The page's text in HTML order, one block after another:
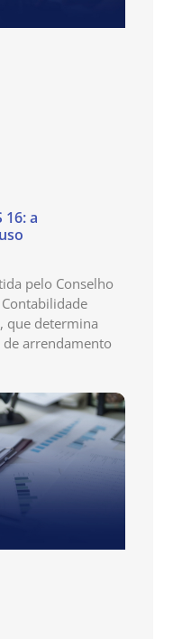
16: a
pelo Conselho
que determina
arrendamento